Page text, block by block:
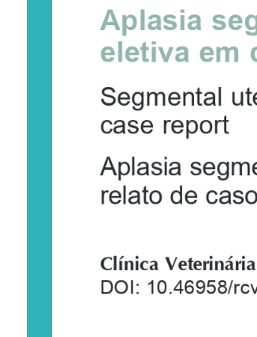
Aplasia
eletiva em
Segmental
case report
Aplasia
relato de
Clínica Veter  inár
ia,
DOI: 10.46958/